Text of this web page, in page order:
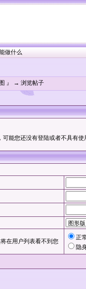
做什么
』 → 浏览帖子
，可能您还没有登陆或者不具有使
在用户列表看不到您
正
隐